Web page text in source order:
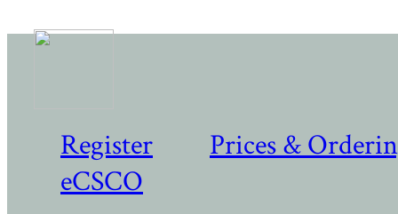
Register
Prices &
eCSCO